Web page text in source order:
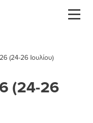
(24-26 Ιουλίου)
(24-26